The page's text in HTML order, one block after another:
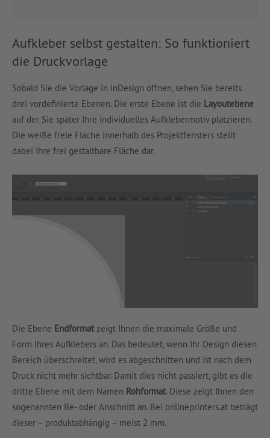
Aufkleber selbst gestalten: So funktioniert
die Druckvorlage
Sobald Sie die Vorlage in InDesign öffnen, sehen Sie bereits
drei vordefinierte Ebenen. Die erste Ebene ist die Layoutebene
auf der Sie später Ihre individuelles Aufklebermotiv platzieren.
Die weiße freie Fläche innerhalb des Projektfensters stellt
dabei Ihre frei gestaltbare Fläche dar.
Die Ebene Endformat zeigt Ihnen die maximale Größe und
Form Ihres Aufklebers an. Das bedeutet, wenn Ihr Design diesen
Bereich überschreitet, wird es abgeschnitten und ist nach dem
Druck nicht mehr sichtbar. Damit dies nicht passiert, gibt es die
dritte Ebene mit dem Namen Rohformat. Diese zeigt Ihnen den
sogenannten Be- oder Anschnitt an. Bei onlineprinters.at beträgt
dieser – produktabhängig – meist 2 mm.